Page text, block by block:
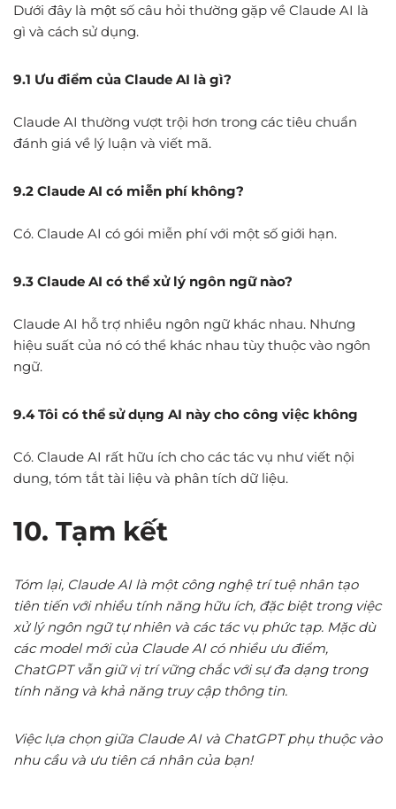
Dưới đây là một số câu hỏi thường gặp về Claude AI là
gì và cách sử dụng.
9.1 Ưu điểm của Claude AI là gì?
Claude AI thường vượt trội hơn trong các tiêu chuẩn
đánh giá về lý luận và viết mã.
9.2 Claude AI có miễn phí không?
Có. Claude AI có gói miễn phí với một số giới hạn.
9.3 Claude AI có thể xử lý ngôn ngữ nào?
Claude AI hỗ trợ nhiều ngôn ngữ khác nhau. Nhưng
hiệu suất của nó có thể khác nhau tùy thuộc vào ngôn
ngữ.
9.4 Tôi có thể sử dụng AI này cho công việc không
Có. Claude AI rất hữu ích cho các tác vụ như viết nội
dung, tóm tắt tài liệu và phân tích dữ liệu.
10. Tạm kết
Tóm lại, Claude AI là một công nghệ trí tuệ nhân tạo
tiên tiến với nhiều tính năng hữu ích, đặc biệt trong việc
xử lý ngôn ngữ tự nhiên và các tác vụ phức tạp. Mặc dù
các model mới của Claude AI có nhiều ưu điểm,
ChatGPT vẫn giữ vị trí vững chắc với sự đa dạng trong
tính năng và khả năng truy cập thông tin.
Việc lựa chọn giữa Claude AI và ChatGPT phụ thuộc vào
nhu cầu và ưu tiên cá nhân của bạn!